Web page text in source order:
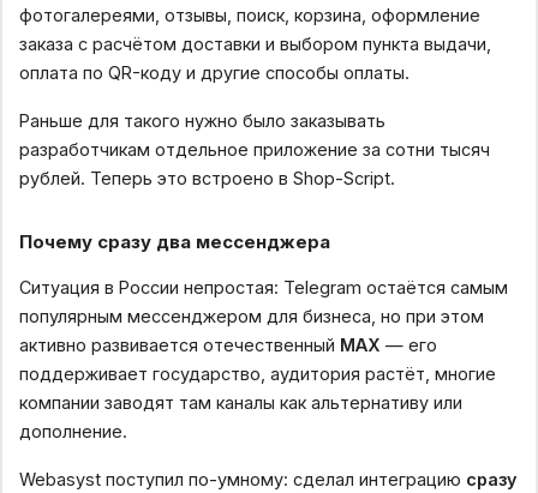
фотогалереями, отзывы, поиск, корзина, оформление
заказа с расчётом доставки и выбором пункта выдачи,
оплата по QR-коду и другие способы оплаты.
Раньше для такого нужно было заказывать
разработчикам отдельное приложение за сотни тысяч
рублей. Теперь это встроено в Shop-Script.
Почему сразу два мессенджера
Ситуация в России непростая: Telegram остаётся самым
популярным мессенджером для бизнеса, но при этом
активно развивается отечественный MAX — его
поддерживает государство, аудитория растёт, многие
компании заводят там каналы как альтернативу или
дополнение.
Webasyst поступил по-умному: сделал интеграцию сразу